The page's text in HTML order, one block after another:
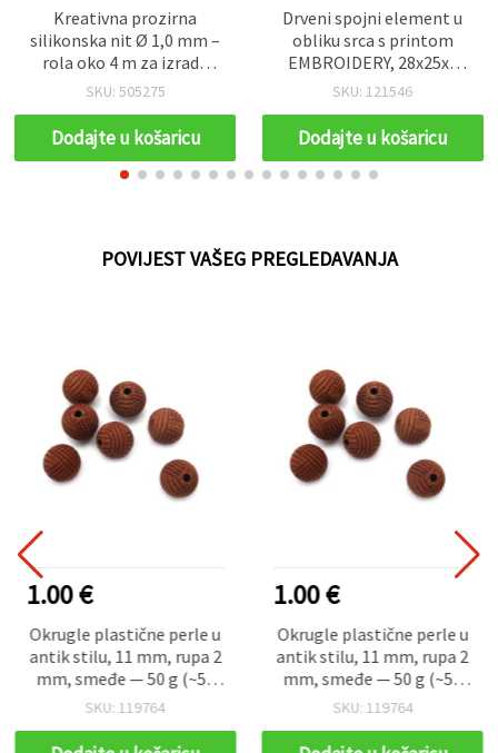
Kreativna prozirna
silikonska nit Ø 1,0 mm –
rola oko 4 m za izradu
nakita, nizanje perlica te
SKU: 505275
Dodajte u košaricu
Drveni spojni element u
obliku srca s printom
EMBROIDERY, 28x25x2
mm, rupa 2 mm – 10
SKU: 121546
Dodajte u košaricu
POVIJEST VAŠEG PREGLEDAVANJA
1.00 €
Okrugle plastične perle u
antik stilu, 11 mm, rupa 2
mm, smeđe — 50 g (~50
kom)
SKU: 119764
1.00 €
Okrugle plastične perle u
antik stilu, 11 mm, rupa 2
mm, smeđe — 50 g (~50
kom)
SKU: 119764